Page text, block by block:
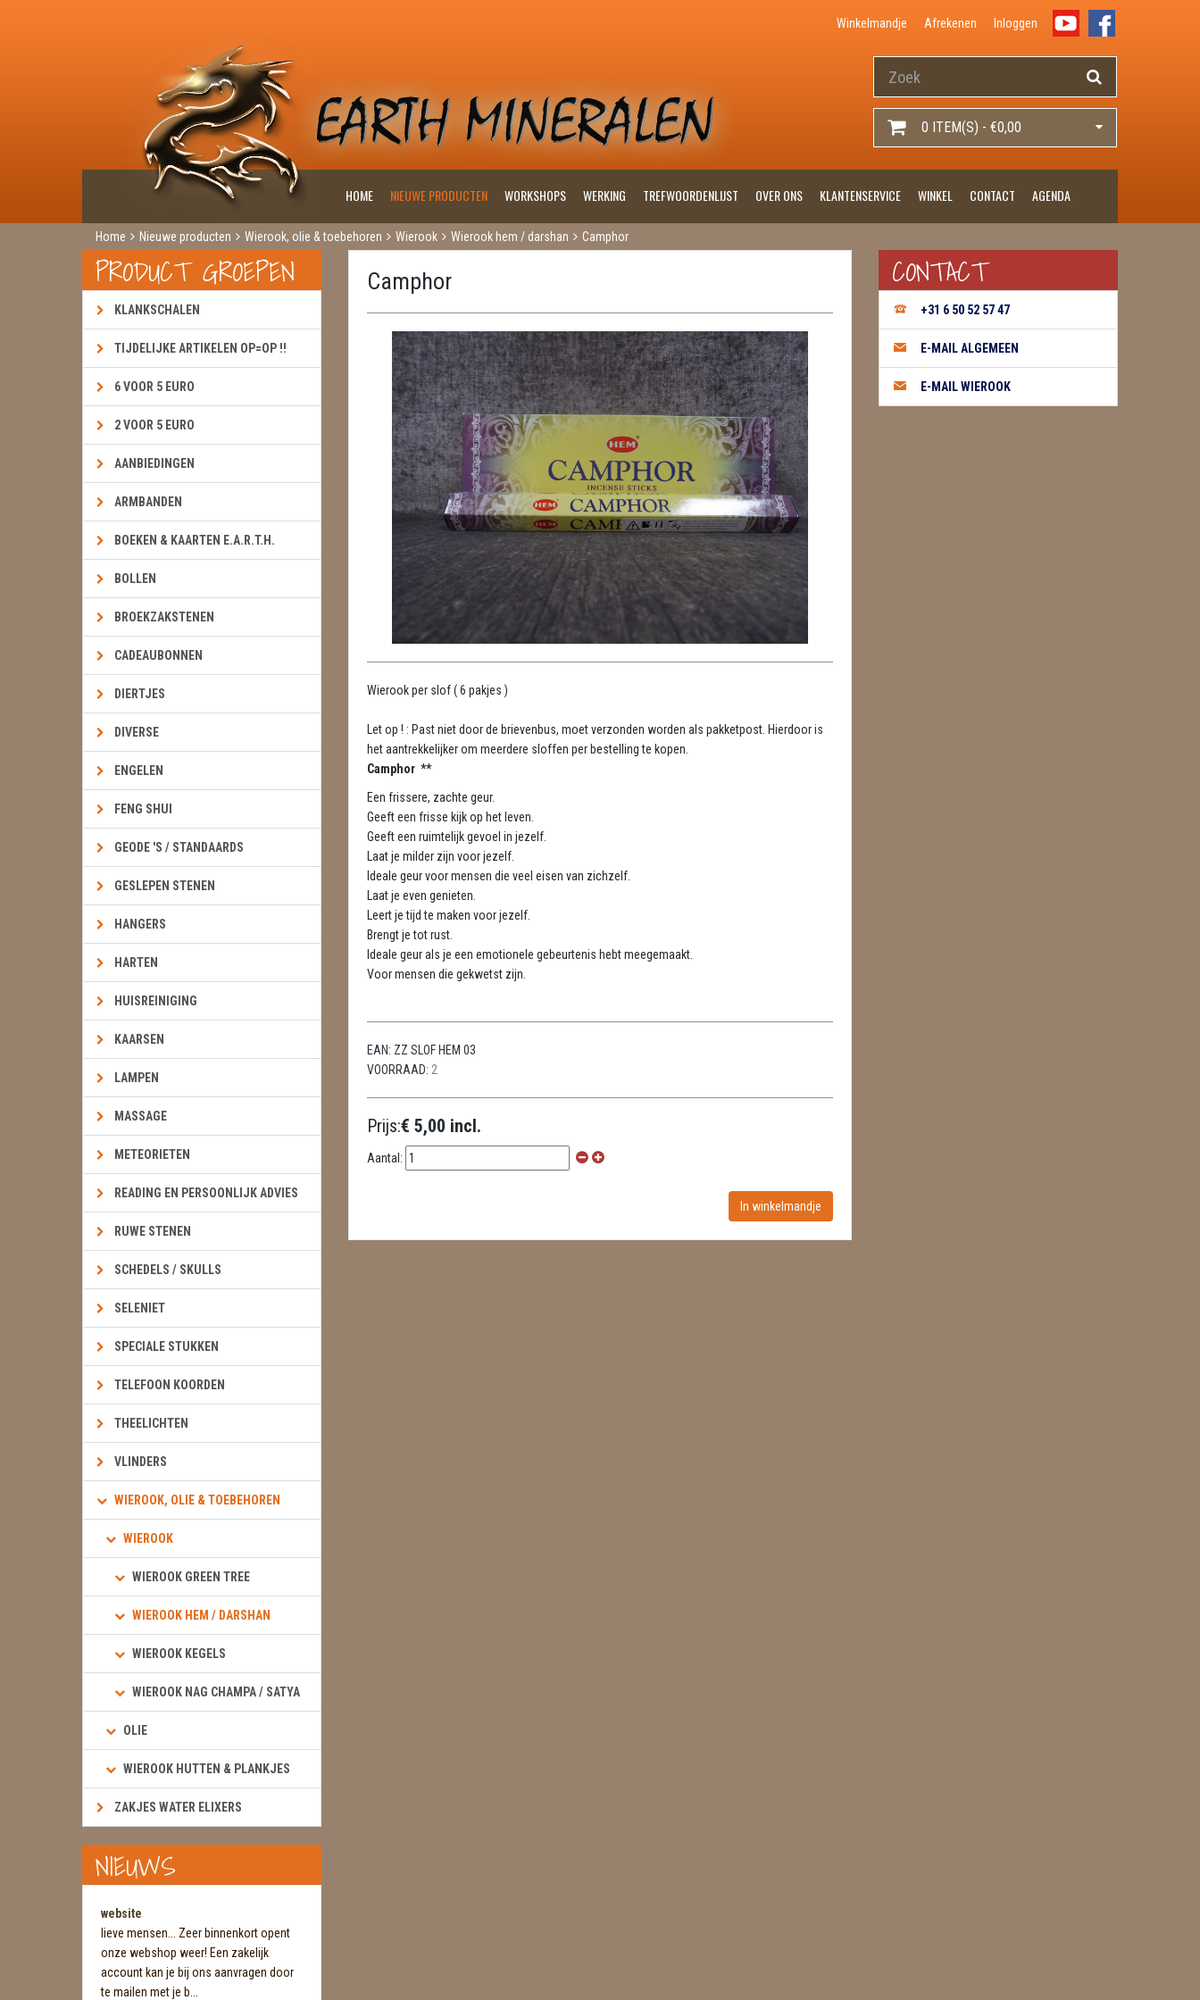
Winkelmandje Afrekenen Inloggen
0 ITEM(S) - €0,00
HOME NIEUWE PRODUCTEN WORKSHOPS WERKING TREFWOORDENLIJST OVER ONS KLANTENSERVICE WINKEL CONTACT AGENDA
Home Nieuwe producten Wierook, olie & toebehoren Wierook Wierook hem / darshan Camphor
PRODUCT GROEPEN
KLANKSCHALEN
TIJDELIJKE ARTIKELEN OP=OP !!
6 VOOR 5 EURO
2 VOOR 5 EURO
AANBIEDINGEN
ARMBANDEN
BOEKEN & KAARTEN E.A.R.T.H.
BOLLEN
BROEKZAKSTENEN
CADEAUBONNEN
DIERTJES
DIVERSE
ENGELEN
FENG SHUI
GEODE 'S / STANDAARDS
GESLEPEN STENEN
HANGERS
HARTEN
HUISREINIGING
KAARSEN
LAMPEN
MASSAGE
METEORIETEN
READING EN PERSOONLIJK ADVIES
RUWE STENEN
SCHEDELS / SKULLS
SELENIET
SPECIALE STUKKEN
TELEFOON KOORDEN
THEELICHTEN
VLINDERS
WIEROOK, OLIE & TOEBEHOREN
WIEROOK
WIEROOK GREEN TREE
WIEROOK HEM / DARSHAN
WIEROOK KEGELS
WIEROOK NAG CHAMPA / SATYA
OLIE
WIEROOK HUTTEN & PLANKJES
ZAKJES WATER ELIXERS
NIEUWS
website
lieve mensen... Zeer binnenkort opent
onze webshop weer! Een zakelijk
account kan je bij ons aanvragen door
te mailen met je b...
Camphor
Wierook per slof ( 6 pakjes )
Let op ! : Past niet door de brievenbus, moet verzonden worden als pakketpost. Hierdoor is
het aantrekkelijker om meerdere sloffen per bestelling te kopen.
Camphor **
Een frissere, zachte geur.
Geeft een frisse kijk op het leven.
Geeft een ruimtelijk gevoel in jezelf.
Laat je milder zijn voor jezelf.
Ideale geur voor mensen die veel eisen van zichzelf.
Laat je even genieten.
Leert je tijd te maken voor jezelf.
Brengt je tot rust.
Ideale geur als je een emotionele gebeurtenis hebt meegemaakt.
Voor mensen die gekwetst zijn.
EAN: ZZ SLOF HEM 03
VOORRAAD: 2
Prijs:€ 5,00 incl.
Aantal:
CONTACT
+31 6 50 52 57 47
E-MAIL ALGEMEEN
E-MAIL WIEROOK